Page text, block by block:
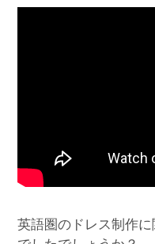
英語圏のドレス制作